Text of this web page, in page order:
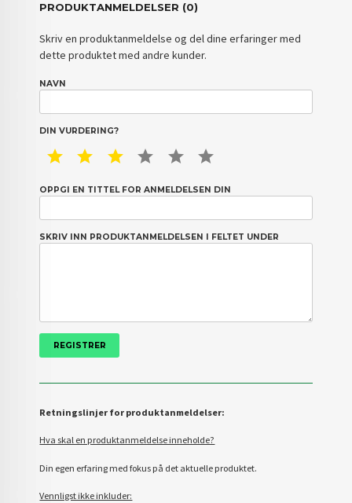
PRODUKTANMELDELSER (0)
Skriv en produktanmeldelse og del dine erfaringer med
dette produktet med andre kunder.
NAVN
DIN VURDERING?
1 STAR2 STAR3 STAR4 STAR5 STAR
OPPGI EN TITTEL FOR ANMELDELSEN DIN
SKRIV INN PRODUKTANMELDELSEN I FELTET UNDER
Retningslinjer for produktanmeldelser:
Hva skal en produktanmeldelse inneholde?
Din egen erfaring med fokus på det aktuelle produktet.
Vennligst ikke inkluder: